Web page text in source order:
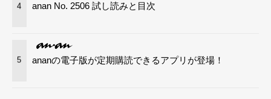
4 anan No. 2506 試し読みと目次
5 ananの電子版が定期購読できるアプリが登場！